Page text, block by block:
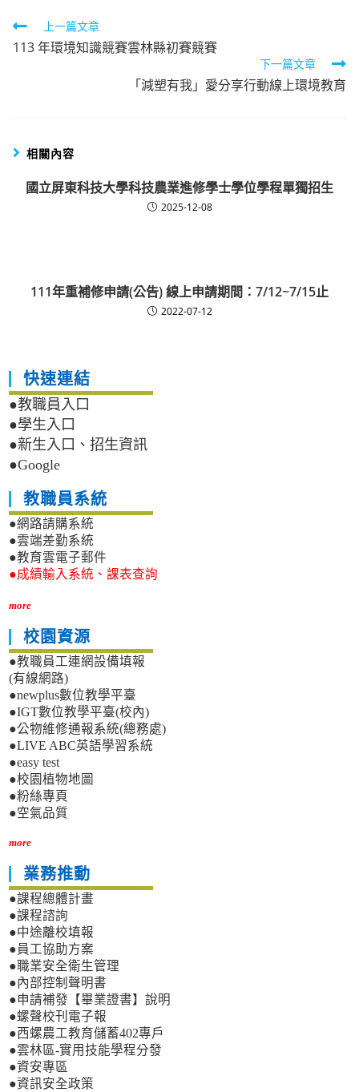
Read
more
上一篇文章
113 年環境知識競賽雲林縣初賽競賽
下一篇文章
「減塑有我」愛分享行動線上環境教育
相關內容
國立屏東科技大學科技農業進修學士學位學程單獨招生
2025-12-08
111年重補修申請(公告) 線上申請期間：7/12~7/15止
2022-07-12
快速連結
●教職員入口
●學生入口
●新生入口、招生資訊
●Google
教職員系統
●網路請購系統
●雲端差勤系統
●教育雲電子郵件
●成績輸入系統、課表查詢
more
校園資源
●教職員工連網設備填報
(有線網路)
●newplus數位教學平臺
●IGT數位教學平臺(校內)
●公物維修通報系統(總務處)
●LIVE ABC英語學習系統
●easy test
●校園植物地圖
●粉絲專頁
●空氣品質
more
業務推動
●課程總體計畫
●課程諮詢
●中途離校填報
●員工協助方案
●職業安全衛生管理
●內部控制聲明書
●申請補發【畢業證書】說明
●螺聲校刊電子報
●西螺農工教育儲蓄402專戶
●雲林區-實用技能學程分發
●資安專區
●資訊安全政策